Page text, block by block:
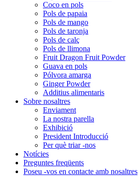
Coco en pols
Pols de papaia
Pols de mango
Pols de taronja
Pols de calç
Pols de llimona
Fruit Dragon Fruit Powder
Guava en pols
Pólvora amarga
Ginger Powder
Additius alimentaris
Sobre nosaltres
Enviament
La nostra parella
Exhibició
President Introducció
Per què triar -nos
Notícies
Preguntes freqüents
Poseu -vos en contacte amb nosaltres